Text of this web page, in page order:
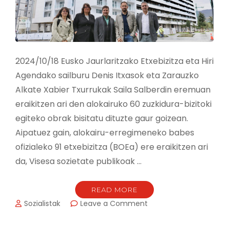
2024/10/18 Eusko Jaurlaritzako Etxebizitza eta Hiri
Agendako sailburu Denis Itxasok eta Zarauzko
Alkate Xabier Txurrukak Saila Salberdin eremuan
eraikitzen ari den alokairuko 60 zuzkidura-bizitoki
egiteko obrak bisitatu dituzte gaur goizean.
Aipatuez gain, alokairu-erregimeneko babes
ofizialeko 91 etxebizitza (BOEa) ere eraikitzen ari
da, Visesa sozietate publikoak …
READ MORE
Sozialistak Leave a Comment